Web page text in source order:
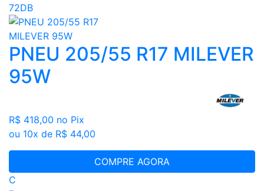
72DB
PNEU 205/55 R17 MILEVER
95W
R$ 418,00 no Pix
ou 10x de R$ 44,00
COMPRE AGORA
C